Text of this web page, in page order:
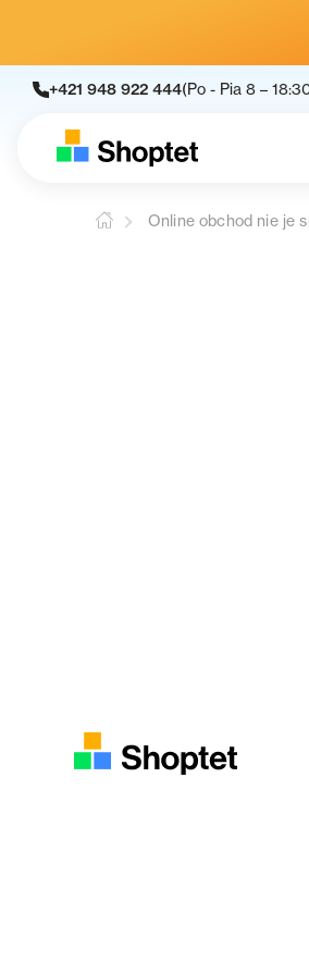
+421 948 922 444(Po - Pia 8 –
Online obchod nie je